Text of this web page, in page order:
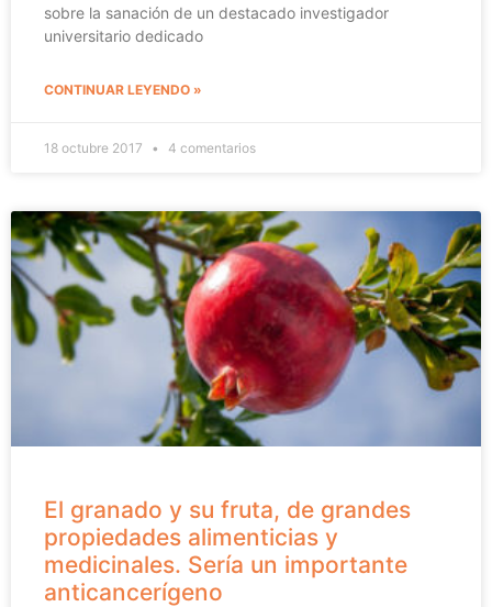
sobre la sanación de un destacado investigador
universitario dedicado
CONTINUAR LEYENDO »
18 octubre 2017 4 comentarios
El granado y su fruta, de grandes
propiedades alimenticias y
medicinales. Sería un importante
anticancerígeno